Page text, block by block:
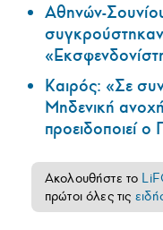
Αθηνών-
Καιρός: «Σε
Μηδενική
προειδοποιεί
Ακολουθήστε το
πρώτοι όλες τις